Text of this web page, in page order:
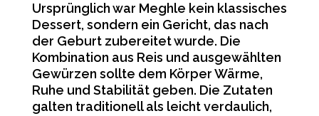
Ursprünglich war Meghle kein klassisches
Dessert, sondern ein Gericht, das nach
der Geburt zubereitet wurde. Die
Kombination aus Reis und ausgewählten
Gewürzen sollte dem Körper Wärme,
Ruhe und Stabilität geben. Die Zutaten
galten traditionell als leicht verdaulich,